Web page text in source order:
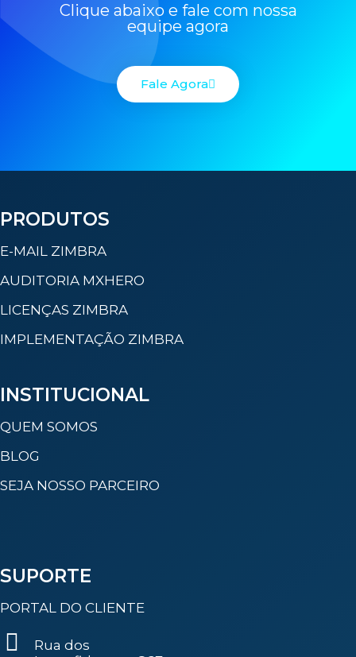
Clique abaixo e fale com nossa
equipe agora
Fale Agora
PRODUTOS
E-MAIL ZIMBRA
AUDITORIA MXHERO
LICENÇAS ZIMBRA
IMPLEMENTAÇÃO ZIMBRA
INSTITUCIONAL
QUEM SOMOS
BLOG
SEJA NOSSO PARCEIRO
SUPORTE
PORTAL DO CLIENTE
Rua dos